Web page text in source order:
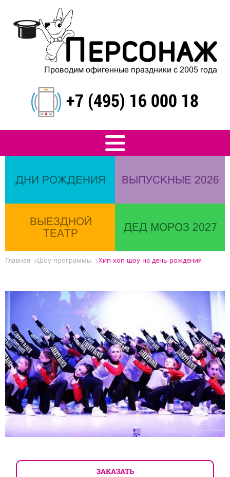
Проводим офигенные праздники с 2005 года
+7 (495) 16 000 18
ДНИ РОЖДЕНИЯ ВЫПУСКНЫЕ 2026
ВЫЕЗДНОЙ
ТЕАТР
ДЕД МОРОЗ 2027
Главная Шоу-программы Хип-хоп шоу на день рождения
ЗАКАЗАТЬ